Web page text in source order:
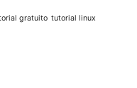
gratuito tutorial linux